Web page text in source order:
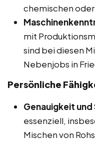
chemischen
mit
sind bei diesen
Nebenjobs in
Persönliche
Genauigkeit
essenziell,
Mischen von